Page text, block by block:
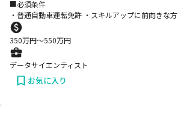
■必須条件
・普通自動車運転免許 ・スキルアップに前向きな方
350万円〜550万円
データサイエンティスト
お気に入り